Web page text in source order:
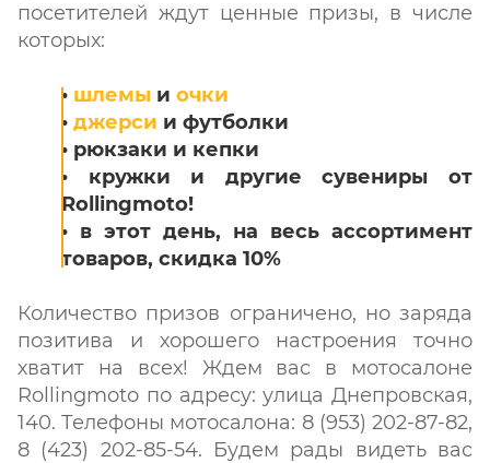
посетителей ждут ценные призы, в числе
которых:
• шлемы и очки
• джерси и футболки
• рюкзаки и кепки
• кружки и другие сувениры от
Rollingmoto!
• в этот день, на весь ассортимент
товаров, скидка 10%
Количество призов ограничено, но заряда
позитива и хорошего настроения точно
хватит на всех! Ждем вас в мотосалоне
Rollingmoto по адресу: улица Днепровская,
140. Телефоны мотосалона: 8 (953) 202-87-82,
8 (423) 202-85-54. Будем рады видеть вас